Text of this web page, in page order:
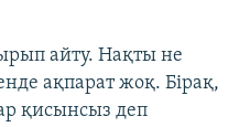
айту. Нақты не
ақпарат жоқ. Бірақ,
қисынсыз деп